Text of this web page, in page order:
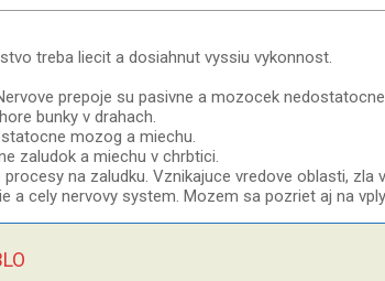
treba liecit a dosiahnut vyssiu vykonnost.
prepoje su pasivne a mozocek
bunky v drahach.
mozog a miechu.
zaludok a miechu v chrbtici.
na zaludku. Vznikajuce vredove oblasti,
a cely nervovy system. Mozem sa pozriet aj na